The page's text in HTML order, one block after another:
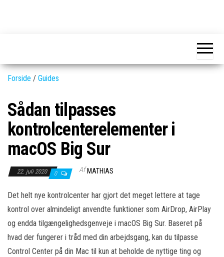
nyeste
Forside / Guides
Sådan tilpasses
kontrolcenterelementer i
macOS Big Sur
22. juli 2020 0 Af MATHIAS
Det helt nye kontrolcenter har gjort det meget lettere at tage
kontrol over almindeligt anvendte funktioner som AirDrop, AirPlay
og endda tilgængelighedsgenveje i macOS Big Sur. Baseret på
hvad der fungerer i tråd med din arbejdsgang, kan du tilpasse
Control Center på din Mac til kun at beholde de nyttige ting og